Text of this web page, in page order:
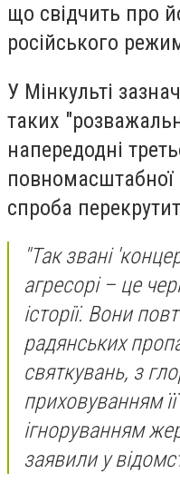
що свідчить про
російського
У Мінкульті
таких
напередодні
повномасштабної
спроба
"Так звані
агресорі – це
історії. Вони
радянських
святкувань, з
приховуванням
ігноруванням
заявили у